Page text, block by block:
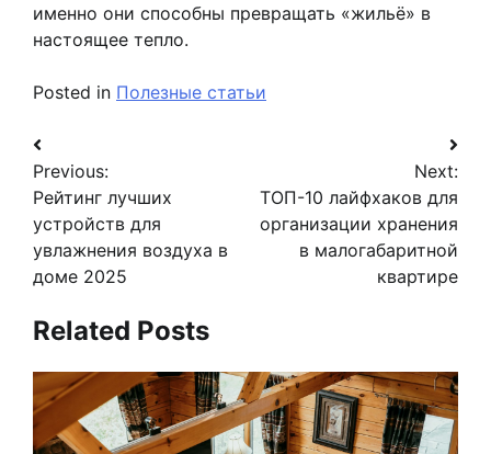
именно они способны превращать «жильё» в
настоящее тепло.
Posted in Полезные статьи
Навигация
по
записям
Previous:
Рейтинг лучших
устройств для
увлажнения воздуха в
доме 2025
Next:
ТОП-10 лайфхаков для
организации хранения
в малогабаритной
квартире
Related Posts